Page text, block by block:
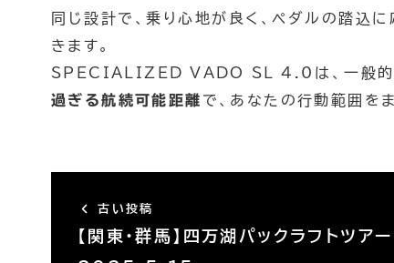
ONLINE Store
同じ設計で、乗り心地が良く、ペダルの踏込
きます。
SPECIALIZED VADO SL 4.0は、一般的
過ぎる航続可能距離 で、あなたの行動範囲を
古い投稿
【関東・群馬】四万湖パックラフトツアー